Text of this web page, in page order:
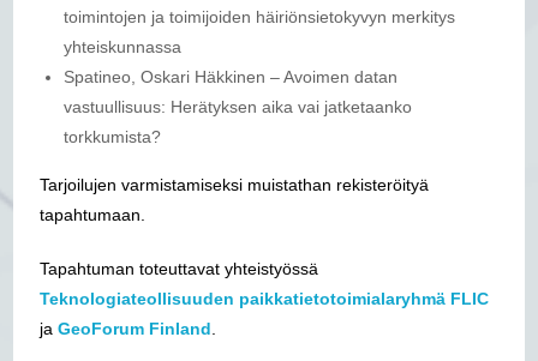
toimintojen ja toimijoiden häiriönsietokyvyn merkitys
yhteiskunnassa
Spatineo, Oskari Häkkinen – Avoimen datan
vastuullisuus: Herätyksen aika vai jatketaanko
torkkumista?
Tarjoilujen varmistamiseksi muistathan rekisteröityä
tapahtumaan.
Tapahtuman toteuttavat yhteistyössä
Teknologiateollisuuden paikkatietotoimialaryhmä FLIC
jaGeoForum Finland